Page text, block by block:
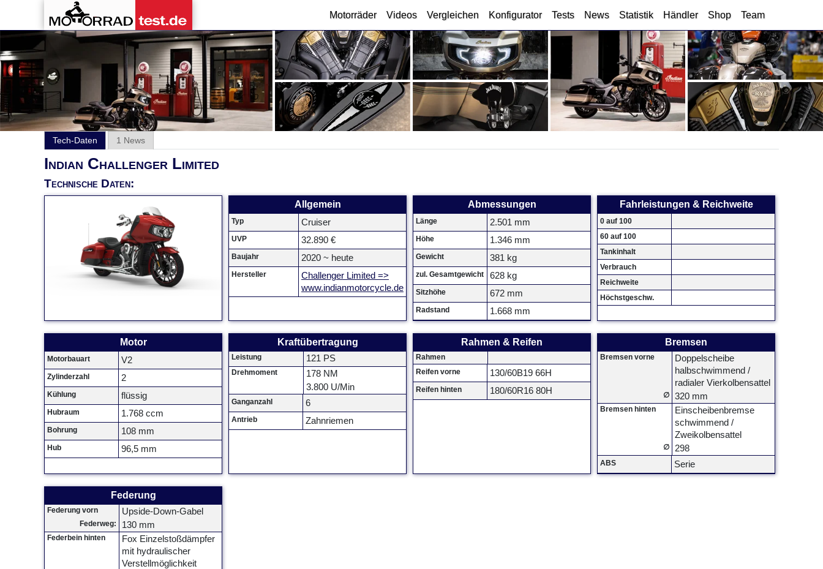
Motorräder Videos Vergleichen Konfigurator Tests News Statistik Händler Shop Team
Tech-Daten 1 News
Indian Challenger Limited
Technische Daten:
Allgemein
Typ Cruiser
UVP 32.890 €
Baujahr 2020 ~ heute
Hersteller
Challenger Limited =>
www.indianmotorcycle.de
Abmessungen
Länge 2.501 mm
Höhe 1.346 mm
Gewicht 381 kg
zul. Gesamtgewicht 628 kg
Sitzhöhe 672 mm
Radstand 1.668 mm
Fahrleistungen & Reichweite
0 auf 100
60 auf 100
Tankinhalt
Verbrauch
Reichweite
Höchstgeschw.
Motor
Motorbauart V2
Zylinderzahl 2
Kühlung flüssig
Hubraum 1.768 ccm
Bohrung 108 mm
Hub 96,5 mm
Kraftübertragung
Leistung 121 PS
Drehmoment
178 NM
3.800 U/Min
Ganganzahl 6
Antrieb Zahnriemen
Rahmen & Reifen
Rahmen
Reifen vorne
130/60B19 66H
Reifen hinten 180/60R16 80H
Bremsen
Bremsen vorne
Doppelscheibe
halbschwimmend /
radialer Vierkolbensattel
∅ 320 mm
Bremsen hinten
Einscheibenbremse
schwimmend /
Zweikolbensattel
∅ 298
ABS Serie
Federung
Federung vorn Upside-Down-Gabel
Federweg: 130 mm
Federbein hinten
Fox Einzelstoßdämpfer
mit hydraulischer
Verstellmöglichkeit